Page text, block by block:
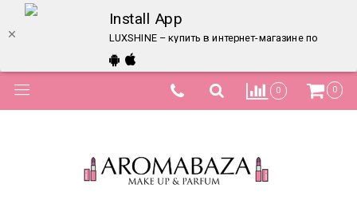
Install App
LUXSHINE – купить в интернет-магазине по
0 0